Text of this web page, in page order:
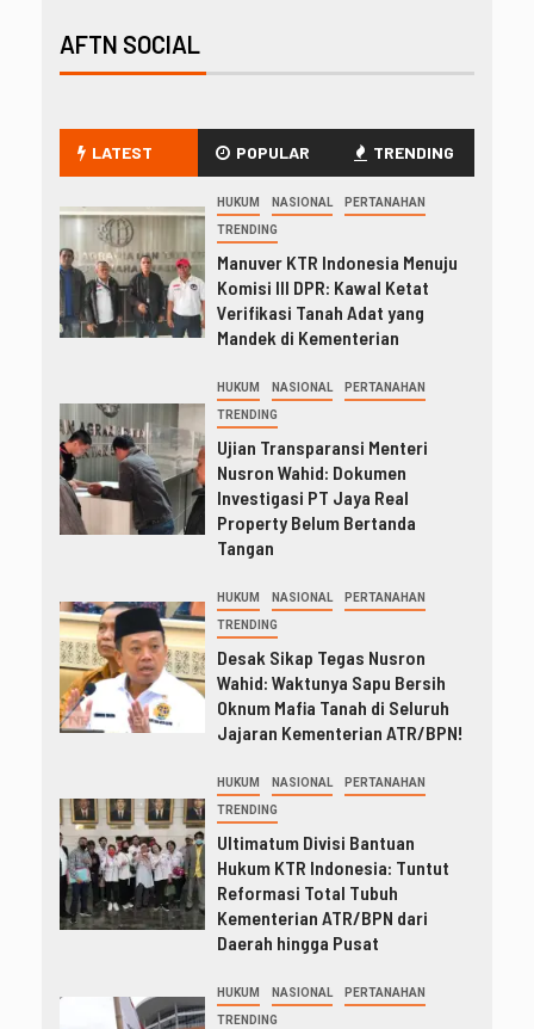
AFTN SOCIAL
LATEST POPULAR TRENDING
HUKUM NASIONAL PERTANAHAN
TRENDING
Manuver KTR Indonesia Menuju
Komisi III DPR: Kawal Ketat
Verifikasi Tanah Adat yang
Mandek di Kementerian
HUKUM NASIONAL PERTANAHAN
TRENDING
Ujian Transparansi Menteri
Nusron Wahid: Dokumen
Investigasi PT Jaya Real
Property Belum Bertanda
Tangan
HUKUM NASIONAL PERTANAHAN
TRENDING
Desak Sikap Tegas Nusron
Wahid: Waktunya Sapu Bersih
Oknum Mafia Tanah di Seluruh
Jajaran Kementerian ATR/BPN!
HUKUM NASIONAL PERTANAHAN
TRENDING
Ultimatum Divisi Bantuan
Hukum KTR Indonesia: Tuntut
Reformasi Total Tubuh
Kementerian ATR/BPN dari
Daerah hingga Pusat
HUKUM NASIONAL PERTANAHAN
TRENDING